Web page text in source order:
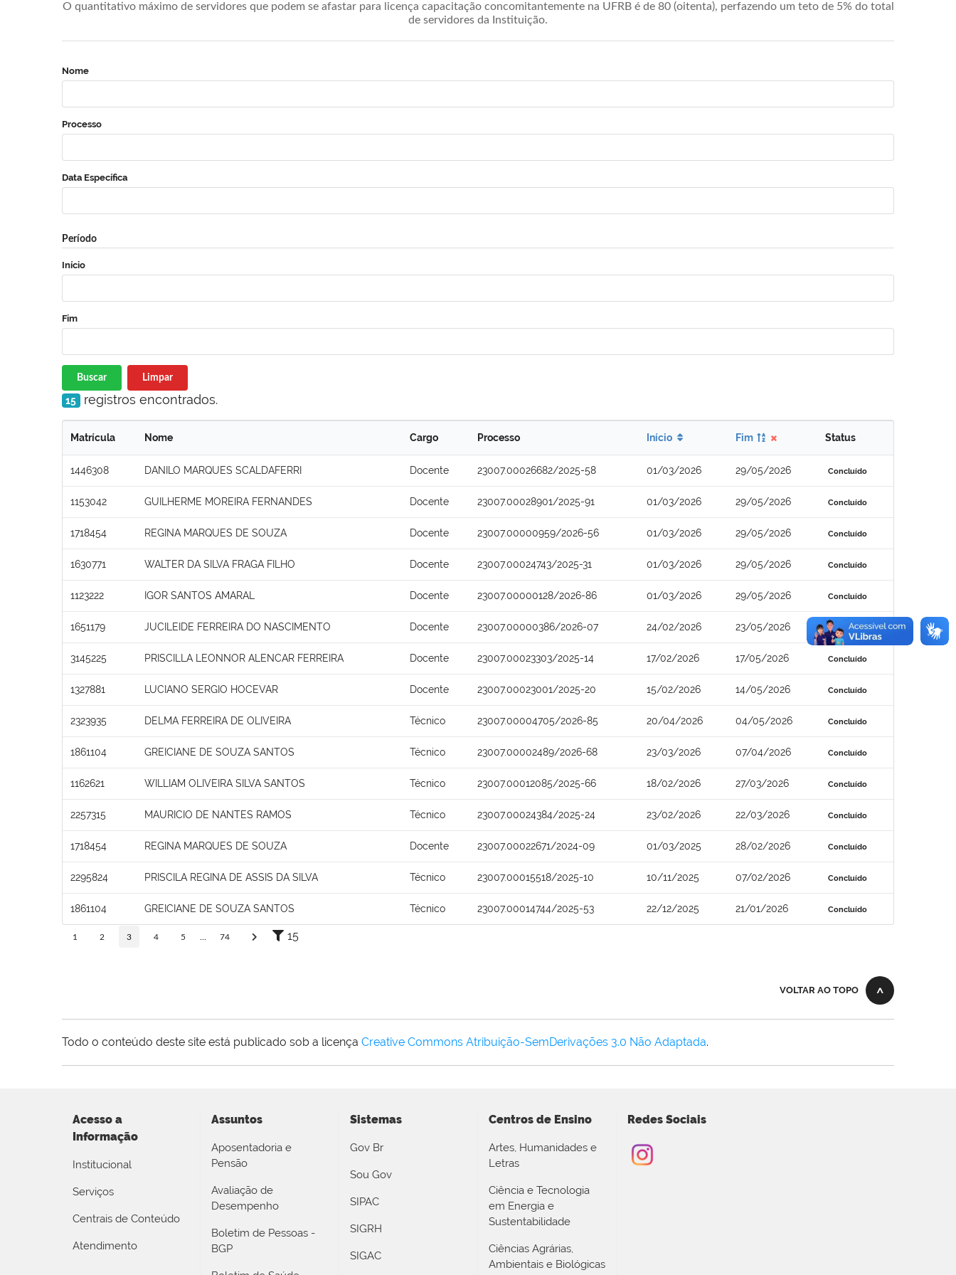
O quantitativo máximo de servidores que podem se afastar para licença capacitação concomitantemente na UFRB é de 80 (oitenta), perfazendo um teto de 5% do total
de servidores da Instituição.
Nome
Processo
Data Específica
Período
Início
Fim
Buscar Limpar
15 registros encontrados.
Matrícula Nome Cargo Processo Início Fim Status
1446308 DANILO MARQUES SCALDAFERRI Docente 23007.00026682/2025-58 01/03/2026 29/05/2026 Concluído
1153042 GUILHERME MOREIRA FERNANDES Docente 23007.00028901/2025-91 01/03/2026 29/05/2026 Concluído
1718454 REGINA MARQUES DE SOUZA Docente 23007.00000959/2026-56 01/03/2026 29/05/2026 Concluído
1630771 WALTER DA SILVA FRAGA FILHO Docente 23007.00024743/2025-31 01/03/2026 29/05/2026 Concluído
1123222 IGOR SANTOS AMARAL Docente 23007.00000128/2026-86 01/03/2026 29/05/2026 Concluído
1651179 JUCILEIDE FERREIRA DO NASCIMENTO Docente 23007.00000386/2026-07 24/02/2026 23/05/2026 Concluído
3145225 PRISCILLA LEONNOR ALENCAR FERREIRA Docente 23007.00023303/2025-14 17/02/2026 17/05/2026 Concluído
1327881 LUCIANO SERGIO HOCEVAR Docente 23007.00023001/2025-20 15/02/2026 14/05/2026 Concluído
2323935 DELMA FERREIRA DE OLIVEIRA Técnico 23007.00004705/2026-85 20/04/2026 04/05/2026 Concluído
1861104 GREICIANE DE SOUZA SANTOS Técnico 23007.00002489/2026-68 23/03/2026 07/04/2026 Concluído
1162621 WILLIAM OLIVEIRA SILVA SANTOS Técnico 23007.00012085/2025-66 18/02/2026 27/03/2026 Concluído
2257315 MAURICIO DE NANTES RAMOS Técnico 23007.00024384/2025-24 23/02/2026 22/03/2026 Concluído
1718454 REGINA MARQUES DE SOUZA Docente 23007.00022671/2024-09 01/03/2025 28/02/2026 Concluído
2295824 PRISCILA REGINA DE ASSIS DA SILVA Técnico 23007.00015518/2025-10 10/11/2025 07/02/2026 Concluído
1861104 GREICIANE DE SOUZA SANTOS Técnico 23007.00014744/2025-53 22/12/2025 21/01/2026 Concluído
1 2 3 4 5 74 15
VOLTAR AO TOPO
Todo o conteúdo deste site está publicado sob a licença Creative Commons Atribuição-SemDerivações 3.0 Não Adaptada.
Acesso a
Informação
Institucional
Serviços
Centrais de Conteúdo
Atendimento
Assuntos
Aposentadoria e
Pensão
Avaliação de
Desempenho
Boletim de Pessoas -
BGP
Sistemas
Gov Br
Sou Gov
SIPAC
SIGRH
SIGAC
Centros de Ensino
Artes, Humanidades e
Letras
Ciência e Tecnologia
em Energia e
Sustentabilidade
Ciências Agrárias,
Ambientais e Biológicas
Redes Sociais